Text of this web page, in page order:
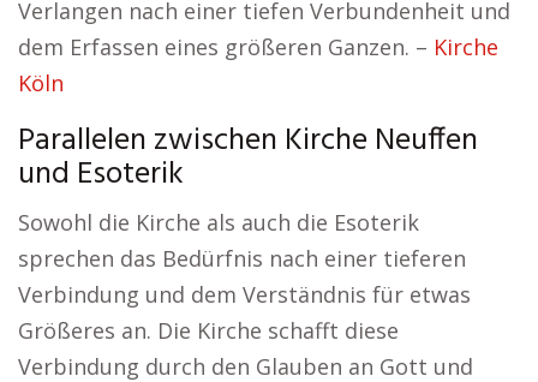
Verlangen nach einer tiefen Verbundenheit und
dem Erfassen eines größeren Ganzen. – Kirche
Köln
Parallelen zwischen Kirche Neuffen
und Esoterik
Sowohl die Kirche als auch die Esoterik
sprechen das Bedürfnis nach einer tieferen
Verbindung und dem Verständnis für etwas
Größeres an. Die Kirche schafft diese
Verbindung durch den Glauben an Gott und